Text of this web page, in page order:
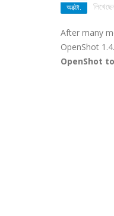
অক্টো.
After many
OpenShot
OpenShot